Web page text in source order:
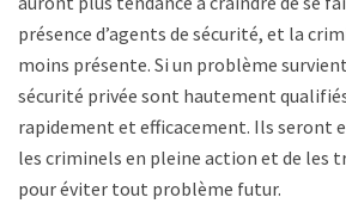
présence d’agents de sécurité, et la
moins présente. Si un problème
sécurité privée sont hautement
rapidement et efficacement. Ils seront
les criminels en pleine action et de les
pour éviter tout problème futur.